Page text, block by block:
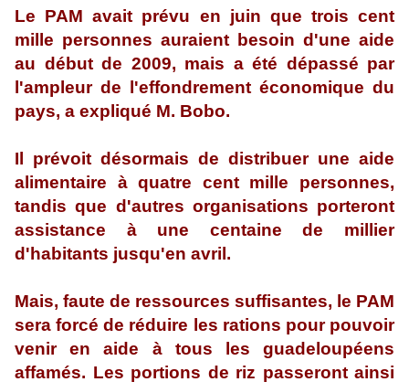
Le PAM avait prévu en juin que trois cent
mille personnes auraient besoin d'une aide
au début de 2009, mais a été dépassé par
l'ampleur de l'effondrement économique du
pays, a expliqué M. Bobo.
Il prévoit désormais de distribuer une aide
alimentaire à quatre cent mille personnes,
tandis que d'autres organisations porteront
assistance à une centaine de millier
d'habitants jusqu'en avril.
Mais, faute de ressources suffisantes, le PAM
sera forcé de réduire les rations pour pouvoir
venir en aide à tous les guadeloupéens
affamés. Les portions de riz passeront ainsi